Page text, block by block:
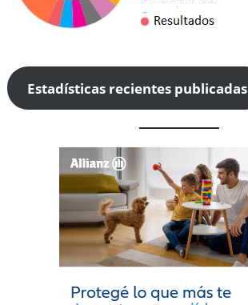
Estadísticas recientes publicadas